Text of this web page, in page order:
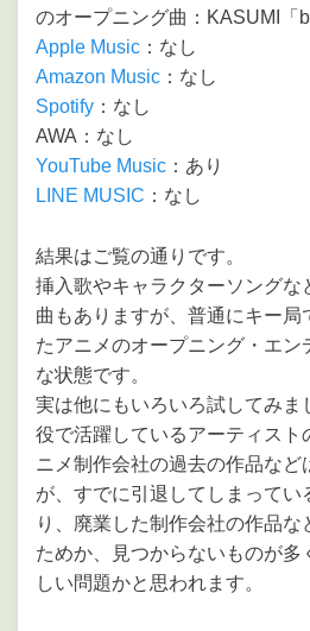
のオープニング曲：KASUMI「
Apple Music ：なし
Amazon Music ：なし
Spotify ：なし
AWA：なし
YouTube Music ：あり
LINE MUSIC ：なし
結果はご覧の通りです。
挿入歌やキャラクターソングな
曲もありますが、普通にキー局
たアニメのオープニング・エン
な状態です。
実は他にもいろいろ試してみま
役で活躍しているアーティスト
ニメ制作会社の過去の作品など
が、すでに引退してしまってい
り、廃業した制作会社の作品
ためか、見つからないものが多
しい問題かと思われます。